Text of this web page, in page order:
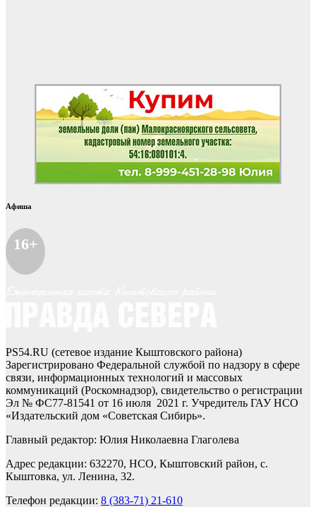
Афиша
16+
PS54.RU (сетевое издание Кыштовского района)
Зарегистрировано Федеральной службой по надзору в сфере
связи, информационных технологий и массовых
коммуникаций (Роскомнадзор), свидетельство о регистрации
Эл № ФС77-81541 от 16 июля 2021 г. Учредитель ГАУ НСО
«Издательский дом «Советская Сибирь».
Главный редактор: Юлия Николаевна Глаголева
Адрес редакции: 632270, НСО, Кыштовский район, с.
Кыштовка, ул. Ленина, 32.
Телефон редакции: 8 (383-71) 21-610